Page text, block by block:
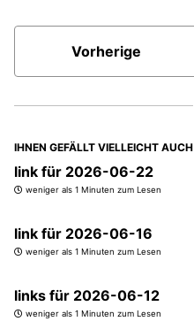
Vorherige
IHNEN GEFÄLLT VIELLEICHT AUCH
link für 2026-06-22
weniger als 1 Minuten zum Lesen
link für 2026-06-16
weniger als 1 Minuten zum Lesen
links für 2026-06-12
weniger als 1 Minuten zum Lesen